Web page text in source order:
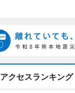
アクセスランキング